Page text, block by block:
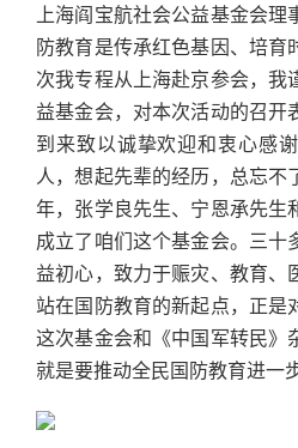
上海阎宝航社会公益基金会理
防教育是传承红色基因、培育
次我专程从上海赴京参会，我
益基金会，对本次活动的召开
到来致以诚挚欢迎和衷心感
人，想起先辈的经历，总忘不
年，张学良先生、宁恩承先生
成立了咱们这个基金会。三十
益初心，致力于赈灾、教育、
站在国防教育的新起点，正是
这次基金会和《中国军转民》
就是要推动全民国防教育进一